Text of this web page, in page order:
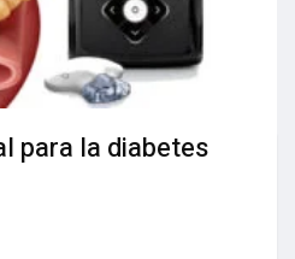
para la diabetes